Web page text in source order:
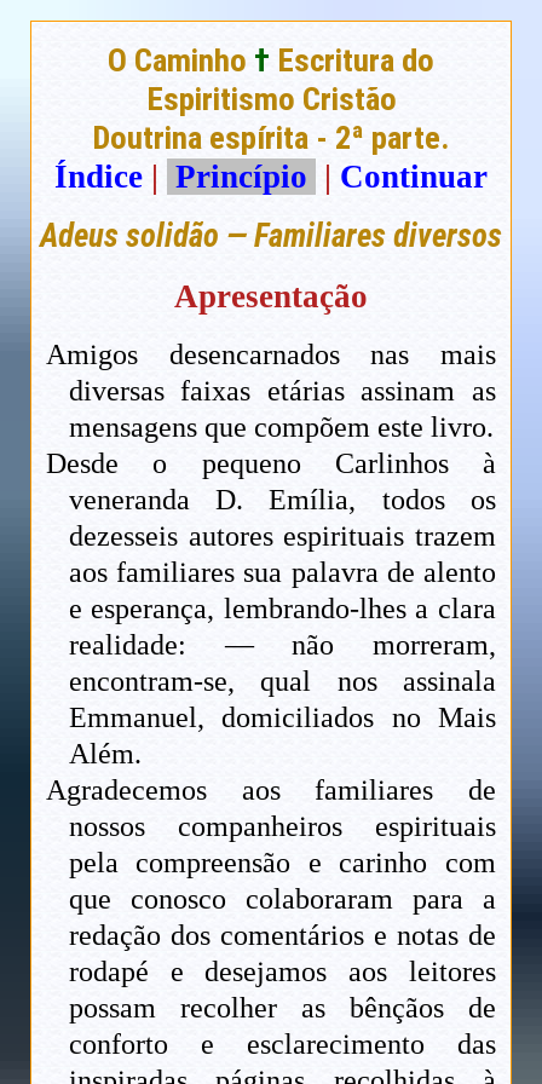
O Caminho † Escritura do
Espiritismo Cristão
Doutrina espírita - 2ª parte.
Índice | Princípio | Continuar
Adeus solidão — Familiares diversos
Apresentação
Amigos desencarnados nas mais
diversas faixas etárias assinam as
mensagens que compõem este livro.
Desde o pequeno Carlinhos à
veneranda D. Emília, todos os
dezesseis autores espirituais trazem
aos familiares sua palavra de alento
e esperança, lembrando-lhes a clara
realidade: — não morreram,
encontram-se, qual nos assinala
Emmanuel, domiciliados no Mais
Além.
Agradecemos aos familiares de
nossos companheiros espirituais
pela compreensão e carinho com
que conosco colaboraram para a
redação dos comentários e notas de
rodapé e desejamos aos leitores
possam recolher as bênçãos de
conforto e esclarecimento das